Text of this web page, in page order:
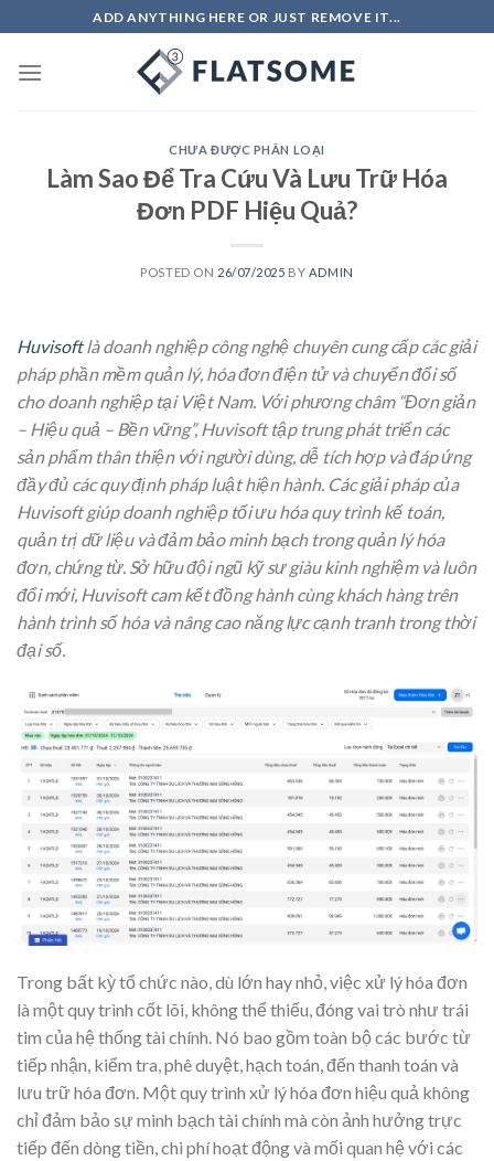
to
content
ADD ANYTHING HERE OR JUST REMOVE IT...
CHƯA ĐƯỢC PHÂN LOẠI
Làm Sao Để Tra Cứu Và Lưu Trữ Hóa
Đơn PDF Hiệu Quả?
POSTED ON 26/07/2025 BY ADMIN
Huvisoftlà doanh nghiệp công nghệ chuyên cung cấp các giải
pháp phần mềm quản lý, hóa đơn điện tử và chuyển đổi số
cho doanh nghiệp tại Việt Nam. Với phương châm “Đơn giản
– Hiệu quả – Bền vững”, Huvisoft tập trung phát triển các
sản phẩm thân thiện với người dùng, dễ tích hợp và đáp ứng
đầy đủ các quy định pháp luật hiện hành. Các giải pháp của
Huvisoft giúp doanh nghiệp tối ưu hóa quy trình kế toán,
quản trị dữ liệu và đảm bảo minh bạch trong quản lý hóa
đơn, chứng từ. Sở hữu đội ngũ kỹ sư giàu kinh nghiệm và luôn
đổi mới, Huvisoft cam kết đồng hành cùng khách hàng trên
hành trình số hóa và nâng cao năng lực cạnh tranh trong thời
đại số.
Trong bất kỳ tổ chức nào, dù lớn hay nhỏ, việc xử lý hóa đơn
là một quy trình cốt lõi, không thể thiếu, đóng vai trò như trái
tim của hệ thống tài chính. Nó bao gồm toàn bộ các bước từ
tiếp nhận, kiểm tra, phê duyệt, hạch toán, đến thanh toán và
lưu trữ hóa đơn. Một quy trình xử lý hóa đơn hiệu quả không
chỉ đảm bảo sự minh bạch tài chính mà còn ảnh hưởng trực
tiếp đến dòng tiền, chi phí hoạt động và mối quan hệ với các